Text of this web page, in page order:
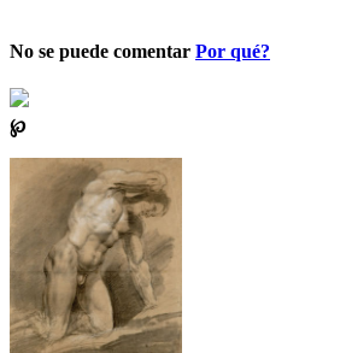
No se puede comentar Por qué?
℘